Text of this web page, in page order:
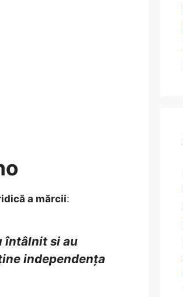
a mărcii:
întâlnit si au
independența